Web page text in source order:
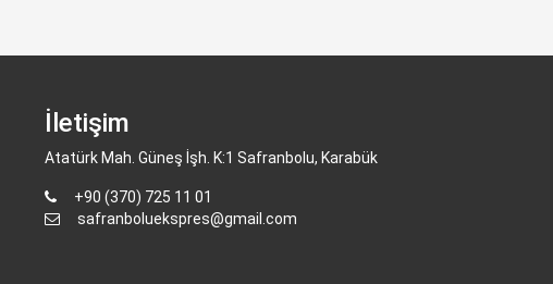
İletişim
Atatürk Mah. Güneş İşh. K:1 Safranbolu, Karabük
+90 (370) 725 11 01
safranboluekspres@gmail.com